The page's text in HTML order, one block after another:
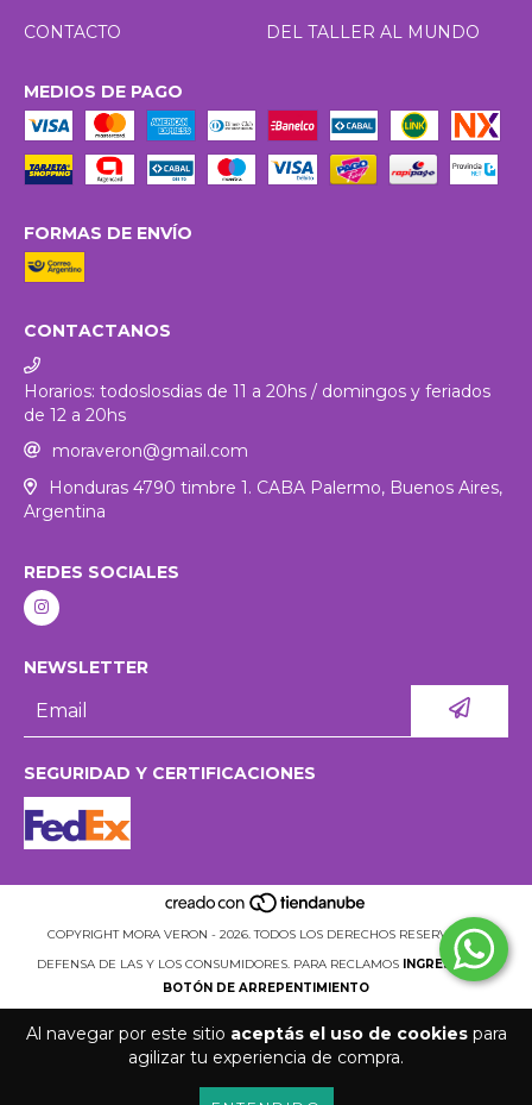
Al navegar por este sitio aceptás el uso de cookiespara
agilizar tu experiencia de compra.
CONTACTO DEL TALLER AL MUNDO
MEDIOS DE PAGO
FORMAS DE ENVÍO
CONTACTANOS
Horarios: todoslosdias de 11 a 20hs / domingos y feriados
de 12 a 20hs
moraveron@gmail.com
Honduras 4790 timbre 1. CABA Palermo, Buenos Aires,
Argentina
REDES SOCIALES
NEWSLETTER
SEGURIDAD Y CERTIFICACIONES
COPYRIGHT MORA VERON - 2026. TODOS LOS DERECHOS RESERVADOS.
DEFENSA DE LAS Y LOS CONSUMIDORES. PARA RECLAMOS INGRESÁ ACÁ.
BOTÓN DE ARREPENTIMIENTO